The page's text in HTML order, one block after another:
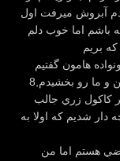
آبروش ميرفت اول
باشم اما خوب دلم
بريم
هامون گفتيم
كه خوش بختانه پدر من آدمه كاملا منطقي هستن و ما رو بخشيدم,8
كاكول زري جالب
و 3 ماه ديگش بچه دار شديم كه اولا به
هستم اما من